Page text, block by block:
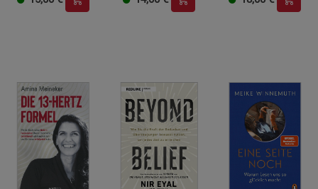
Cookie-Informationenanzeigen
Datenschutzerklärung Impressum